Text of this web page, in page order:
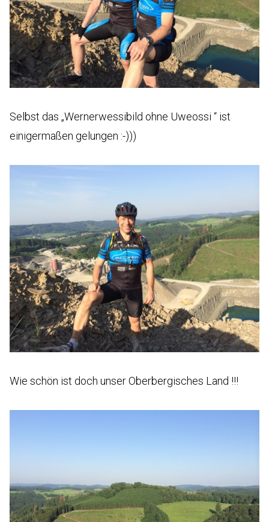
Selbst das „Wernerwessibild ohne Uweossi “ ist
einigermaßen gelungen :-)))
Wie schön ist doch unser Oberbergisches Land !!!